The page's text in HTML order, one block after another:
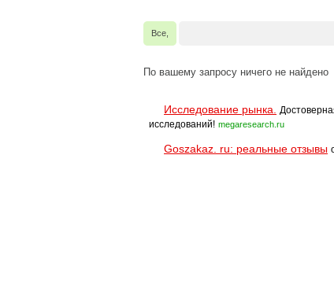
Все,
По вашему запросу ничего не найдено
Исследование рынка.
исследований! megaresearch.ru
Goszakaz. ru: реальные отзывы